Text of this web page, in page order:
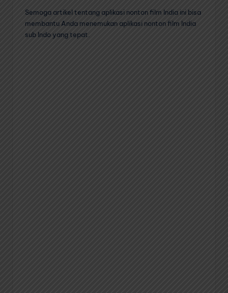
Semoga artikel tentang aplikasi nonton film India ini bisa
membantu Anda menemukan aplikasi nonton film India
sub Indo yang tepat.